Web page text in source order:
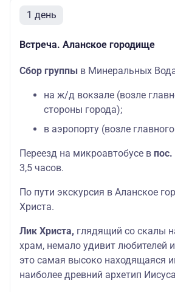
1 день
Встреча. Аланское городище
Сбор группы в Минеральных
на ж/д вокзале (возле
стороны города);
в аэропорту (возле
Переезд на микроавтобусе в
3,5 часов.
По пути экскурсия в Аланское
Христа.
Лик Христа, глядящий со скалы
храм, немало удивит любителей
это самая высоко находящаяся
наиболее древний архетип